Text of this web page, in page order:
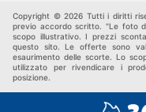
Copyright © 2026 Tutti i diritti
previo accordo scritto. "Le foto
scopo illustrativo. I prezzi
questo sito. Le offerte sono
esaurimento delle scorte. Lo
utilizzato per rivendicare i
posizione.